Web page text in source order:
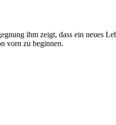
ihm zeigt, dass ein neues
vorn zu beginnen.